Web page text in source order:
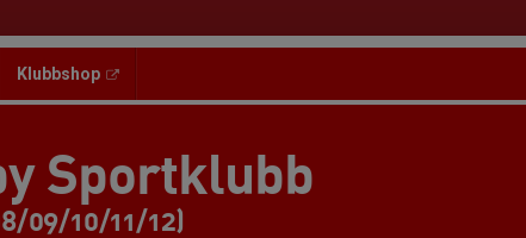
Klubbshop
Sportklubb
09/10/11/12)